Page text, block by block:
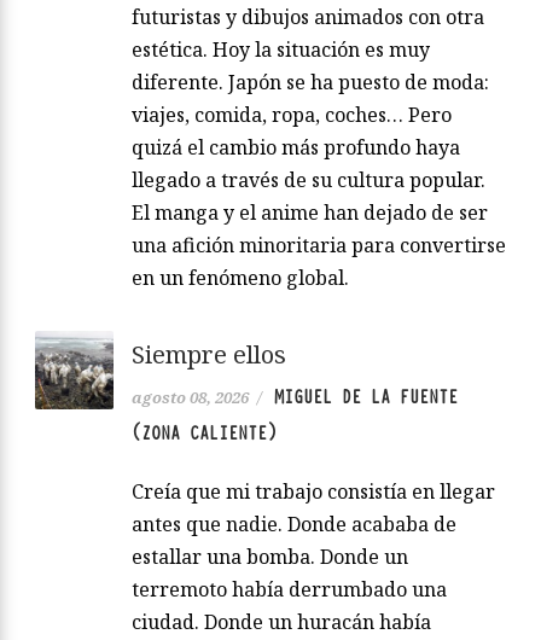
futuristas y dibujos animados con otra
estética. Hoy la situación es muy
diferente. Japón se ha puesto de moda:
viajes, comida, ropa, coches… Pero
quizá el cambio más profundo haya
llegado a través de su cultura popular.
El manga y el anime han dejado de ser
una afición minoritaria para convertirse
en un fenómeno global.
Siempre ellos
agosto 08, 2026 / MIGUEL DE LA FUENTE
(ZONA CALIENTE)
Creía que mi trabajo consistía en llegar
antes que nadie. Donde acababa de
estallar una bomba. Donde un
terremoto había derrumbado una
ciudad. Donde un huracán había